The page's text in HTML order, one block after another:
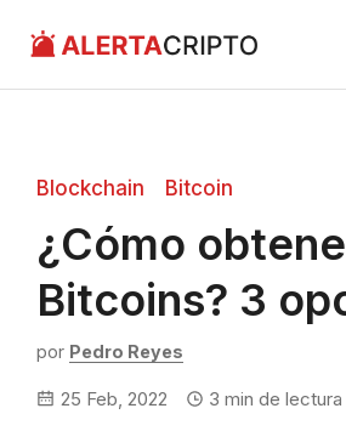
contenido
Blockchain Bitcoin
¿Cómo
Bitcoins? 3
por Pedro Reyes
25 Feb, 2022 3 min de lectura